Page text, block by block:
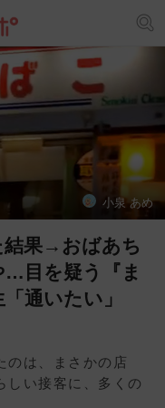
小泉 あめ
結果→おばあち
…目を疑う『ま
通いたい」
のは、まさかの店
しい接客に、多くの